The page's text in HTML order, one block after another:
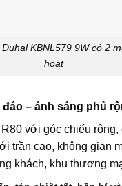
KBNL579 9W có 2
hoạt
– ánh sáng phủ
với góc chiếu rộng,
trần cao, không gian
khách, khu thương